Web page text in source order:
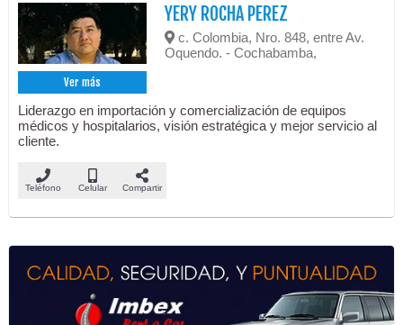
Ver más
YERY ROCHA PEREZ
c. Colombia, Nro. 848, entre Av.
Oquendo. - Cochabamba,
Liderazgo en importación y comercialización de equipos
médicos y hospitalarios, visión estratégica y mejor servicio al
cliente.
Teléfono Celular Compartir